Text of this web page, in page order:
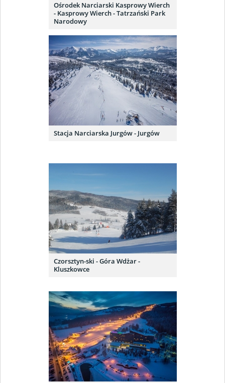
Ośrodek Narciarski Kasprowy Wierch
- Kasprowy Wierch - Tatrzański Park
Narodowy
Stacja Narciarska Jurgów - Jurgów
Czorsztyn-ski - Góra Wdżar -
Kluszkowce